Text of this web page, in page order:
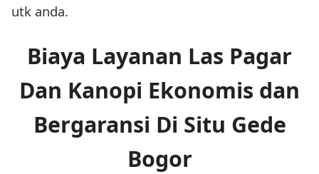
utk anda.
Biaya Layanan Las Pagar
Dan Kanopi Ekonomis dan
Bergaransi Di Situ Gede
Bogor